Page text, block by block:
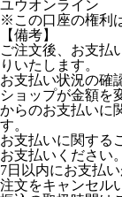
ユウオンライン
※この口座の権利
【備考】
ご注文後、お支払
りいたします。
お支払い状況の確
ショップが金額を
からのお支払いに
す。
お支払いに関する
お支払いください。
7日以内にお支払
注文をキャンセル